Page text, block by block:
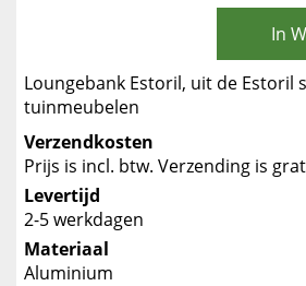
In
Loungebank Estoril, uit de Estoril
tuinmeubelen
Verzendkosten
Prijs is incl. btw. Verzending is
Levertijd
2-5 werkdagen
Materiaal
Aluminium